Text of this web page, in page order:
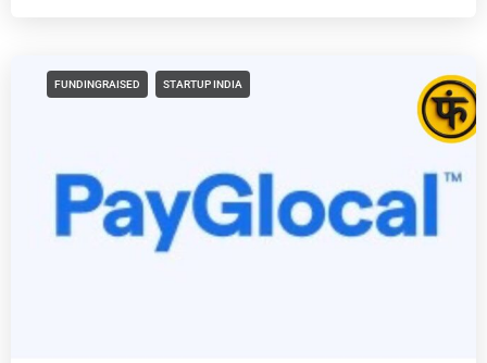
FUNDINGRAISED STARTUP INDIA